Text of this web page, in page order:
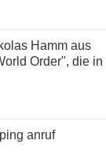
Order", die in
anruf